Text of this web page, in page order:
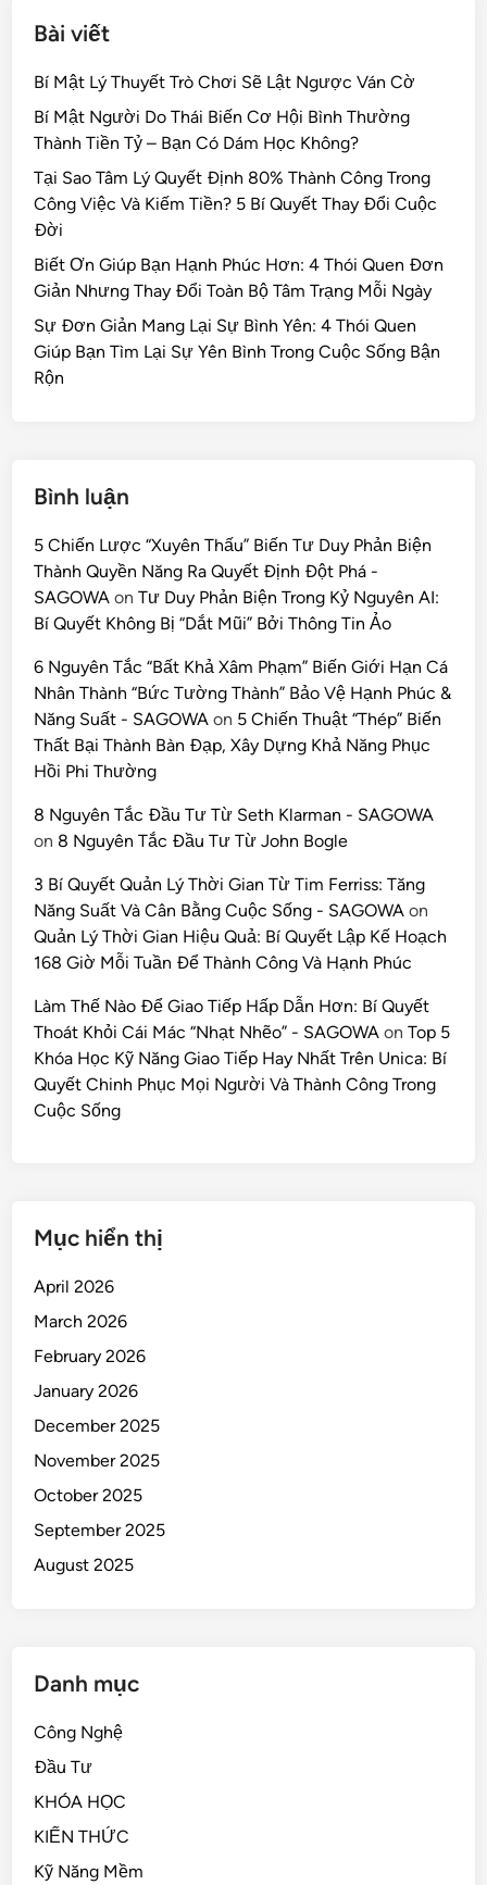
Bài viết
Bí Mật Lý Thuyết Trò Chơi Sẽ Lật Ngược Ván Cờ
Bí Mật Người Do Thái Biến Cơ Hội Bình Thường
Thành Tiền Tỷ – Bạn Có Dám Học Không?
Tại Sao Tâm Lý Quyết Định 80% Thành Công Trong
Công Việc Và Kiếm Tiền? 5 Bí Quyết Thay Đổi Cuộc
Đời
Biết Ơn Giúp Bạn Hạnh Phúc Hơn: 4 Thói Quen Đơn
Giản Nhưng Thay Đổi Toàn Bộ Tâm Trạng Mỗi Ngày
Sự Đơn Giản Mang Lại Sự Bình Yên: 4 Thói Quen
Giúp Bạn Tìm Lại Sự Yên Bình Trong Cuộc Sống Bận
Rộn
Bình luận
5 Chiến Lược “Xuyên Thấu” Biến Tư Duy Phản Biện
Thành Quyền Năng Ra Quyết Định Đột Phá -
SAGOWA onTư Duy Phản Biện Trong Kỷ Nguyên AI:
Bí Quyết Không Bị “Dắt Mũi” Bởi Thông Tin Ảo
6 Nguyên Tắc “Bất Khả Xâm Phạm” Biến Giới Hạn Cá
Nhân Thành “Bức Tường Thành” Bảo Vệ Hạnh Phúc &
Năng Suất - SAGOWA on 5 Chiến Thuật “Thép” Biến
Thất Bại Thành Bàn Đạp, Xây Dựng Khả Năng Phục
Hồi Phi Thường
8 Nguyên Tắc Đầu Tư Từ Seth Klarman - SAGOWA
on 8 Nguyên Tắc Đầu Tư Từ John Bogle
3 Bí Quyết Quản Lý Thời Gian Từ Tim Ferriss: Tăng
Năng Suất Và Cân Bằng Cuộc Sống - SAGOWA on
Quản Lý Thời Gian Hiệu Quả: Bí Quyết Lập Kế Hoạch
168 Giờ Mỗi Tuần Để Thành Công Và Hạnh Phúc
Làm Thế Nào Để Giao Tiếp Hấp Dẫn Hơn: Bí Quyết
Thoát Khỏi Cái Mác “Nhạt Nhẽo” - SAGOWA onTop 5
Khóa Học Kỹ Năng Giao Tiếp Hay Nhất Trên Unica: Bí
Quyết Chinh Phục Mọi Người Và Thành Công Trong
Cuộc Sống
Mục hiển thị
April 2026
March 2026
February 2026
January 2026
December 2025
November 2025
October 2025
September 2025
August 2025
Danh mục
Công Nghệ
Đầu Tư
KHÓA HỌC
KIẾN THỨC
Kỹ Năng Mềm